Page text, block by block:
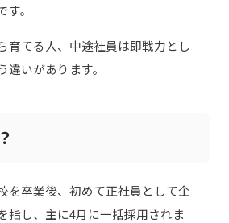
。
育てる人、中途社員は即戦力とし
いがあります。
を卒業後、初めて正社員として企
指し、主に4月に一括採用されま